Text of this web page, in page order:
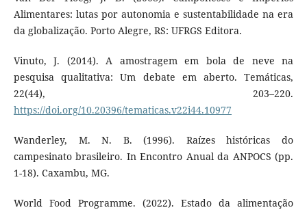
Alimentares: lutas por autonomia e sustentabilidade na era
da globalização. Porto Alegre, RS: UFRGS Editora.
Vinuto, J. (2014). A amostragem em bola de neve na
pesquisa qualitativa: Um debate em aberto. Temáticas,
22(44), 203–220.
https://doi.org/10.20396/tematicas.v22i44.10977
Wanderley, M. N. B. (1996). Raízes históricas do
campesinato brasileiro. In Encontro Anual da ANPOCS (pp.
1-18). Caxambu, MG.
World Food Programme. (2022). Estado da alimentação